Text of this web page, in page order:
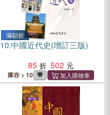
滿額折
10.中國近代史(增訂三版)
85
502
庫存 > 10